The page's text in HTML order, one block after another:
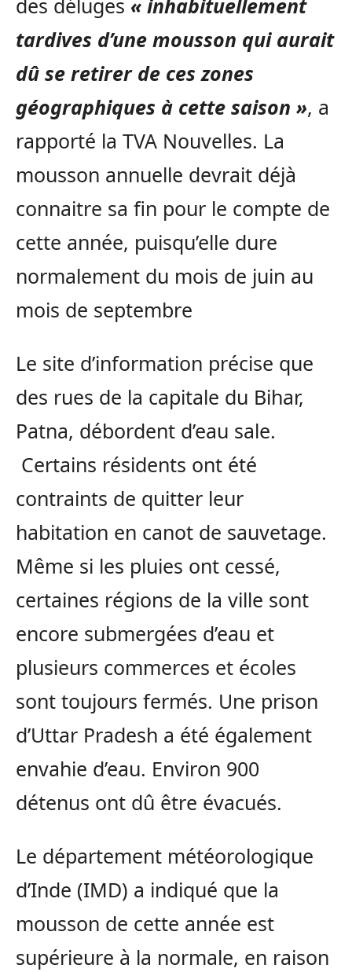
des déluges « inhabituellement
tardives d’une mousson qui aurait
dû se retirer de ces zones
géographiques à cette saison », a
rapporté la TVA Nouvelles. La
mousson annuelle devrait déjà
connaitre sa fin pour le compte de
cette année, puisqu’elle dure
normalement du mois de juin au
mois de septembre
Le site d’information précise que
des rues de la capitale du Bihar,
Patna, débordent d’eau sale.
Certains résidents ont été
contraints de quitter leur
habitation en canot de sauvetage.
Même si les pluies ont cessé,
certaines régions de la ville sont
encore submergées d’eau et
plusieurs commerces et écoles
sont toujours fermés. Une prison
d’Uttar Pradesh a été également
envahie d’eau. Environ 900
détenus ont dû être évacués.
Le département météorologique
d’Inde (IMD) a indiqué que la
mousson de cette année est
supérieure à la normale, en raison